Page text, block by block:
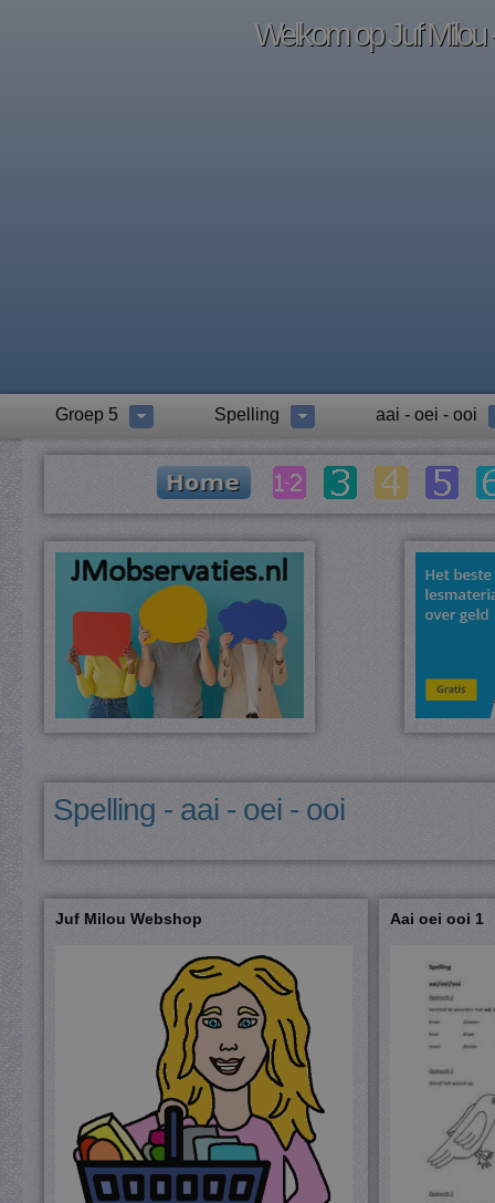
Welkom op Juf Milou
Groep 5 Spelling aai - oei - ooi
Spelling - aai - oei - ooi
Juf Milou Webshop Aai oei ooi 1